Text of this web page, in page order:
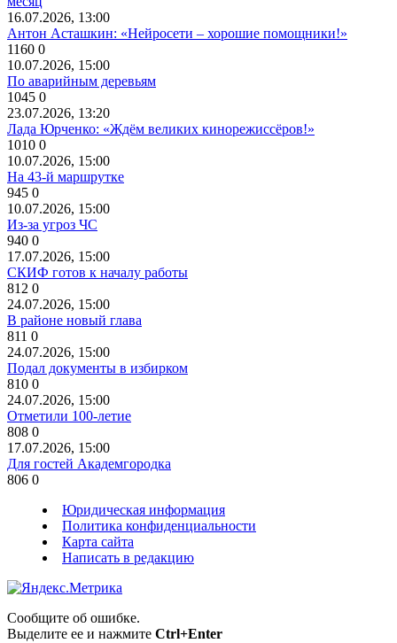
16.07.2026, 13:00
Антон Асташкин: «Нейросети – хорошие помощники!»
1160 0
10.07.2026, 15:00
По аварийным деревьям
1045 0
23.07.2026, 13:20
Лада Юрченко: «Ждём великих кинорежиссёров!»
1010 0
10.07.2026, 15:00
На 43-й маршрутке
945 0
10.07.2026, 15:00
Из-за угроз ЧС
940 0
17.07.2026, 15:00
СКИФ готов к началу работы
812 0
24.07.2026, 15:00
В районе новый глава
811 0
24.07.2026, 15:00
Подал документы в избирком
810 0
24.07.2026, 15:00
Отметили 100-летие
808 0
17.07.2026, 15:00
Для гостей Академгородка
806 0
Юридическая информация
Политика конфиденциальности
Карта сайта
Написать в редакцию
Сообщите об ошибке.
Выделите ее и нажмите Ctrl+Enter